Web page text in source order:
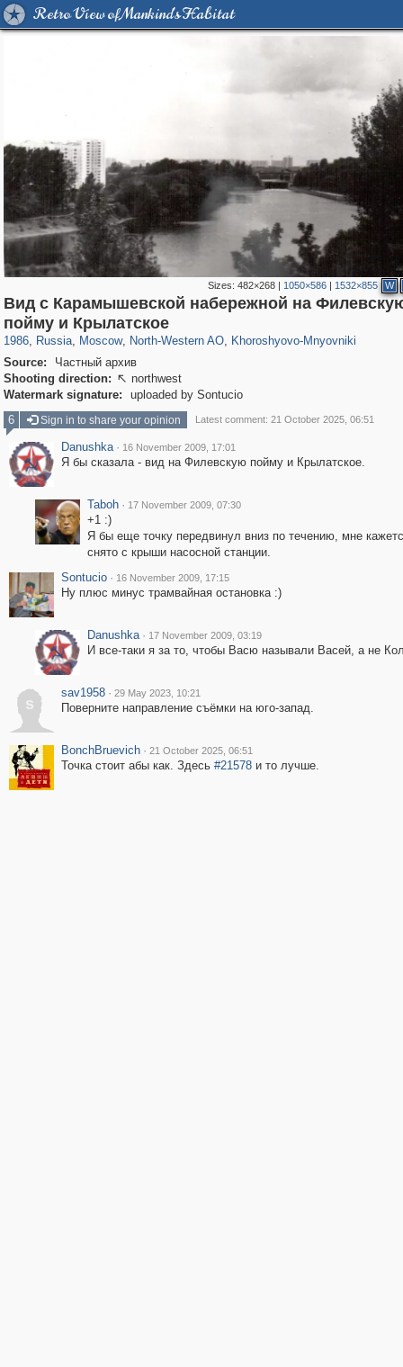
Retro View of Mankind's Habitat
Sizes:482×268 | 1050×586 | 1532×855 W
Вид с Карамышевской набережной на
пойму и Крылатское
1986, Russia
1,407,206 29,248
, Moscow
319,878 8,286
, North-Western AO
8,080 112
, Khoroshyovo-Mnyovniki
Source:
Частный архив
Shooting direction:  northwest
Watermark signature:
uploaded by Sontucio
6
Sign in to share your opinion Latest comment: 21 October 2025, 06:51
Danushka · 16 November 2009, 17:01
Я бы сказала - вид на Филевскую пойму и Крылатское.
Taboh · 17 November 2009, 07:30
+1 :)
Я бы еще точку передвинул вниз по течению, мне
снято с крыши насосной станции.
Sontucio · 16 November 2009, 17:15
Ну плюс минус трамвайная остановка :)
Danushka · 17 November 2009, 03:19
И все-таки я за то, чтобы Васю называли Васей, а не
s
sav1958 · 29 May 2023, 10:21
Поверните направление съёмки на юго-запад.
BonchBruevich · 21 October 2025, 06:51
Точка стоит абы как. Здесь #21578и то лучше.